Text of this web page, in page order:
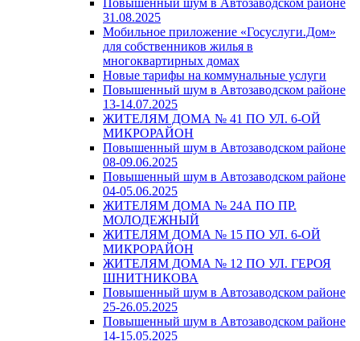
Повышенный шум в Автозаводском районе
31.08.2025
Мобильное приложение «Госуслуги.Дом»
для собственников жилья в
многоквартирных домах
Новые тарифы на коммунальные услуги
Повышенный шум в Автозаводском районе
13-14.07.2025
ЖИТЕЛЯМ ДОМА № 41 ПО УЛ. 6-ОЙ
МИКРОРАЙОН
Повышенный шум в Автозаводском районе
08-09.06.2025
Повышенный шум в Автозаводском районе
04-05.06.2025
ЖИТЕЛЯМ ДОМА № 24А ПО ПР.
МОЛОДЕЖНЫЙ
ЖИТЕЛЯМ ДОМА № 15 ПО УЛ. 6-ОЙ
МИКРОРАЙОН
ЖИТЕЛЯМ ДОМА № 12 ПО УЛ. ГЕРОЯ
ШНИТНИКОВА
Повышенный шум в Автозаводском районе
25-26.05.2025
Повышенный шум в Автозаводском районе
14-15.05.2025